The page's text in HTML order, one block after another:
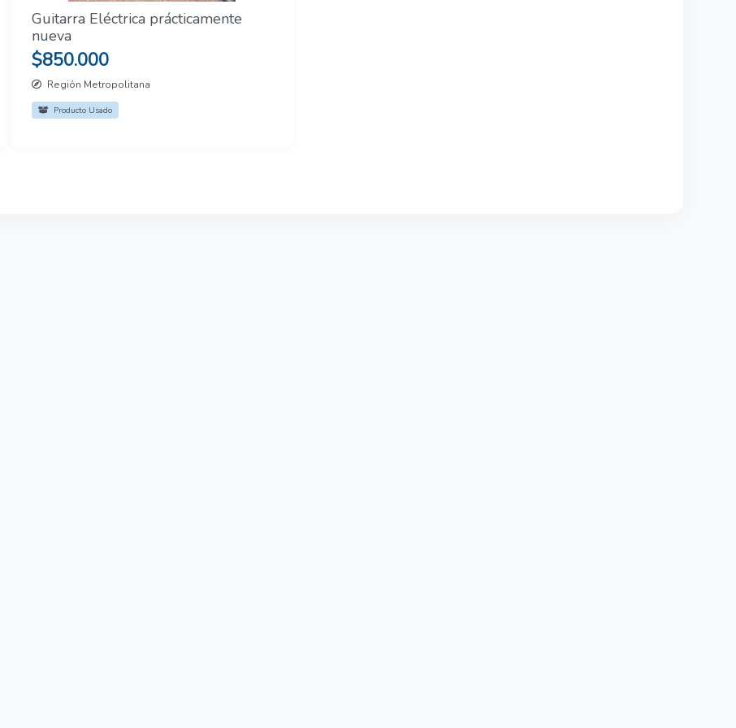
Guitarra Eléctrica prácticamente
nueva
$850.000
Región Metropolitana
Producto Usado